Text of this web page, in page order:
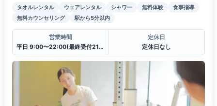
タオルレンタル ウェアレンタル シャワー 無料体験
食事指導
無料カウンセリング
駅から5分以内
営業時間
平日 9:00〜22:00(最終受付21:00)
定休日
定休日なし